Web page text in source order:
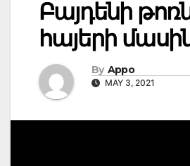
Բայդենի
հայերի
By Appo
MAY 3, 2021